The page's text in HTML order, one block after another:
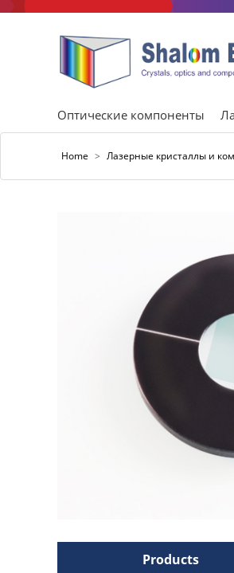
Оптические компоненты
Home > Лазерные кристаллы и
Products